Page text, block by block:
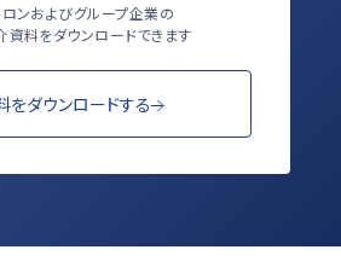
ロンおよびグループ企業の
資料をダウンロードできます
をダウンロードする